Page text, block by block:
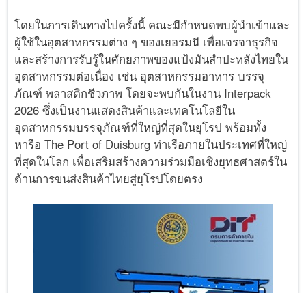
โดยในการเดินทางไปครั้งนี้ คณะมีกำหนดพบผู้นำเข้าและ
ผู้ใช้ในอุตสาหกรรมต่าง ๆ ของเยอรมนี เพื่อเจรจาธุรกิจ
และสร้างการรับรู้ในศักยภาพของแป้งมันสำปะหลังไทยใน
อุตสาหกรรมต่อเนื่อง เช่น อุตสาหกรรมอาหาร บรรจุ
ภัณฑ์ พลาสติกชีวภาพ โดยจะพบกันในงาน Interpack
2026 ซึ่งเป็นงานแสดงสินค้าและเทคโนโลยีใน
อุตสาหกรรมบรรจุภัณฑ์ที่ใหญ่ที่สุดในยุโรป พร้อมทั้ง
หารือ The Port of Duisburg ท่าเรือภายในประเทศที่ใหญ่
ที่สุดในโลก เพื่อเสริมสร้างความร่วมมือเชิงยุทธศาสตร์ใน
ด้านการขนส่งสินค้าไทยสู่ยุโรปโดยตรง